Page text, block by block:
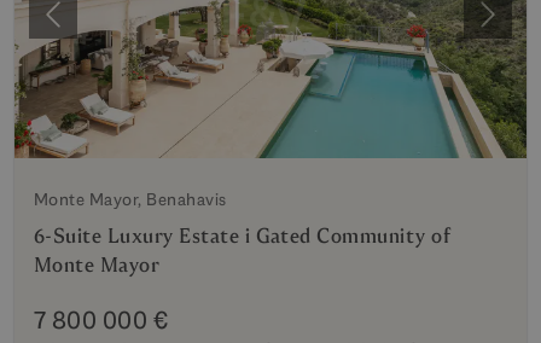
Föregående Nästa
Monte Mayor, Benahavis
6-Suite Luxury Estate i Gated Community of
Monte Mayor
7 800 000 €